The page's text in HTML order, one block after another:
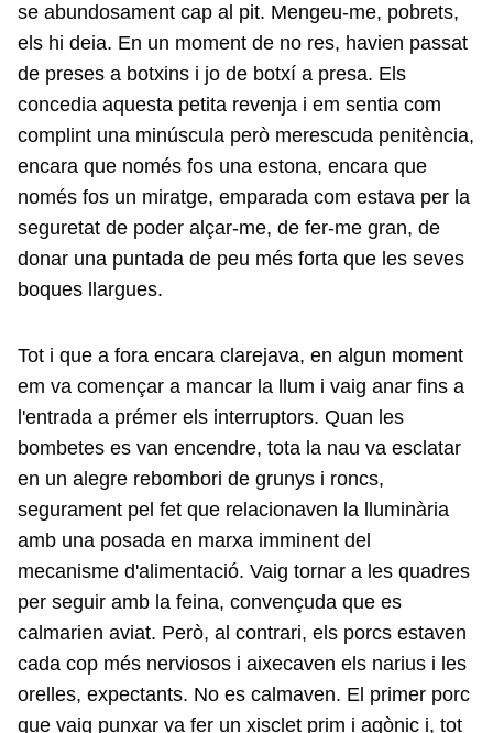
se abundosament cap al pit. Mengeu-me, pobrets,
els hi deia. En un moment de no res, havien passat
de preses a botxins i jo de botxí a presa. Els
concedia aquesta petita revenja i em sentia com
complint una minúscula però merescuda penitència,
encara que només fos una estona, encara que
només fos un miratge, emparada com estava per la
seguretat de poder alçar-me, de fer-me gran, de
donar una puntada de peu més forta que les seves
boques llargues.
Tot i que a fora encara clarejava, en algun moment
em va començar a mancar la llum i vaig anar fins a
l'entrada a prémer els interruptors. Quan les
bombetes es van encendre, tota la nau va esclatar
en un alegre rebombori de grunys i roncs,
segurament pel fet que relacionaven la lluminària
amb una posada en marxa imminent del
mecanisme d'alimentació. Vaig tornar a les quadres
per seguir amb la feina, convençuda que es
calmarien aviat. Però, al contrari, els porcs estaven
cada cop més nerviosos i aixecaven els narius i les
orelles, expectants. No es calmaven. El primer porc
que vaig punxar va fer un xisclet prim i agònic i, tot